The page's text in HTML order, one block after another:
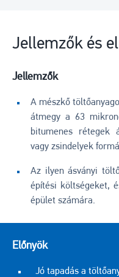
Jellemzők és
Jellemzők
A mészkő
átmegy a 63
bitumenes rétegek
vagy zsindelyek
Az ilyen ásványi
építési költségeket,
épület számára.
Előnyök
Jó tapadás a